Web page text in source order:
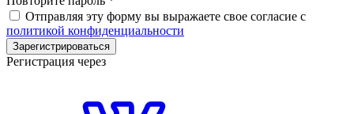
Отправляя эту форму вы выражаете свое согласие с
политикой конфиденциальности
Зарегистрироваться
Регистрация через